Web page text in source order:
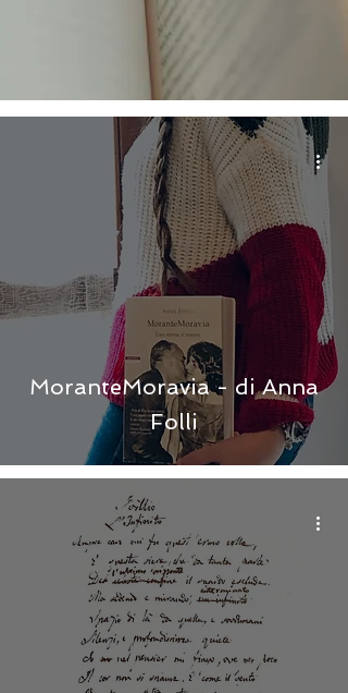
MoranteMoravia - di Anna
Folli